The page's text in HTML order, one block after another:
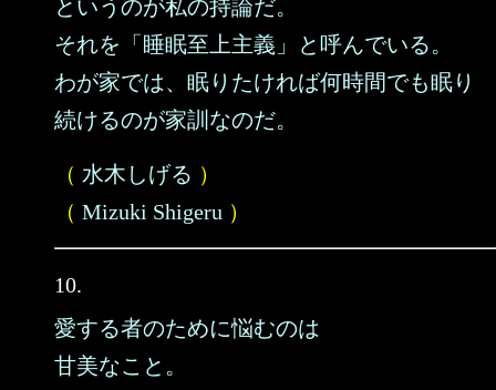
というのが私の持論だ。
それを「睡眠至上主義」と呼んでいる。
わが家では、眠りたければ何時間でも眠り
続けるのが家訓なのだ。
（ 水木しげる ）
（ Mizuki Shigeru ）
10.
愛する者のために悩むのは
甘美なこと。